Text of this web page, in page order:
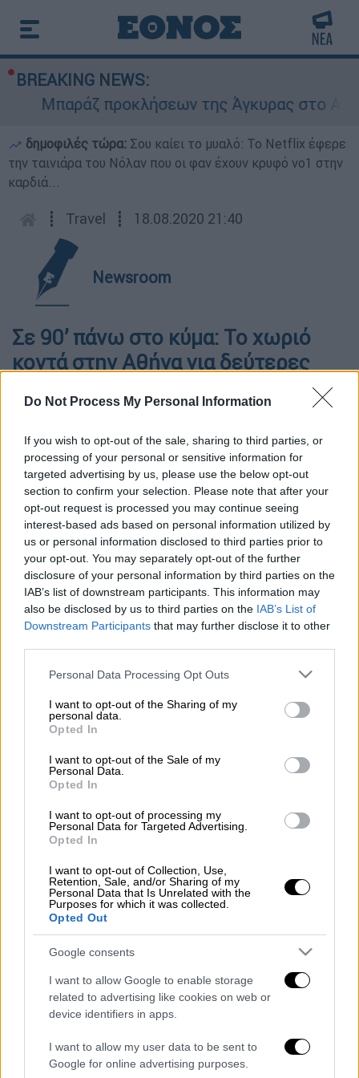
Do Not Process My Personal Information
If you wish to opt-out of the sale, sharing to third parties, or
processing of your personal or sensitive information for
targeted advertising by us, please use the below opt-out
section to confirm your selection. Please note that after your
opt-out request is processed you may continue seeing
interest-based ads based on personal information utilized by
us or personal information disclosed to third parties prior to
your opt-out. You may separately opt-out of the further
disclosure of your personal information by third parties on the
IAB’s list of downstream participants. This information may
also be disclosed by us to third parties on the IAB’s List of
Downstream Participants that may further disclose it to other
Please note that this website/app uses one or more Google
not limited to your visit or usage behaviour. You may click to
grant or deny consent to Google and its third-party tags to
use your data for below specified purposes in below Google
consent section.
Personal Data Processing Opt Outs
I want to opt-out of the Sharing of my
personal data.
Opted In
I want to opt-out of the Sale of my
Personal Data.
Opted In
I want to opt-out of processing my
Personal Data for Targeted Advertising.
Opted In
I want to opt-out of Collection, Use,
Retention, Sale, and/or Sharing of my
Personal Data that Is Unrelated with the
Purposes for which it was collected.
Opted Out
Google consents
I want to allow Google to enable storage
related to advertising like cookies on web or
device identifiers in apps.
I want to allow my user data to be sent to
Google for online advertising purposes.
BREAKING NEWS:
Μπαράζ προκλήσεων της Άγκυρας στο
δημοφιλές τώρα: Σου καίει το μυαλό: Το Netflix έφερε
την ταινιάρα του Νόλαν που οι φαν έχουν κρυφό νο1 στην
καρδιά...
┋ Travel ┋ 18.08.2020 21:40
Newsroom
Σε 90’ πάνω στο κύμα: Το χωριό
κοντά στην Αθήνα για δεύτερες
(pics)
Ποιος είπε ότι τελείωσαν οι διακοπές;
Προσθέστε το ΕΘΝΟΣ στη Google
Μπορεί να πέρασε ο Δεκαπενταύγουστος,
όμως υπάρχει η τέλεια πρόταση για...
δεύτερες διακοπές.
Διαβάστε περισσότερα στοmenshouse.gr
Διαβάστε ακόμη
Εκτελέσεις, συλλήψεις και νέοι
περιορισμοί: Το Ιράν σκληραίνει τη γραμμή
στο εσωτερικό εν μέσω πολέμου
Η πρώτη δήλωση της οικογένειας της
στην Κυψέλη
Ντύθηκε «Χάρος», ανέβηκε στην οροφή
ασθενείς